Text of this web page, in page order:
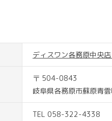
ディスワン各務原中央店
〒 504-0843
岐阜県各務原市蘇原青
TEL 058-322-4338